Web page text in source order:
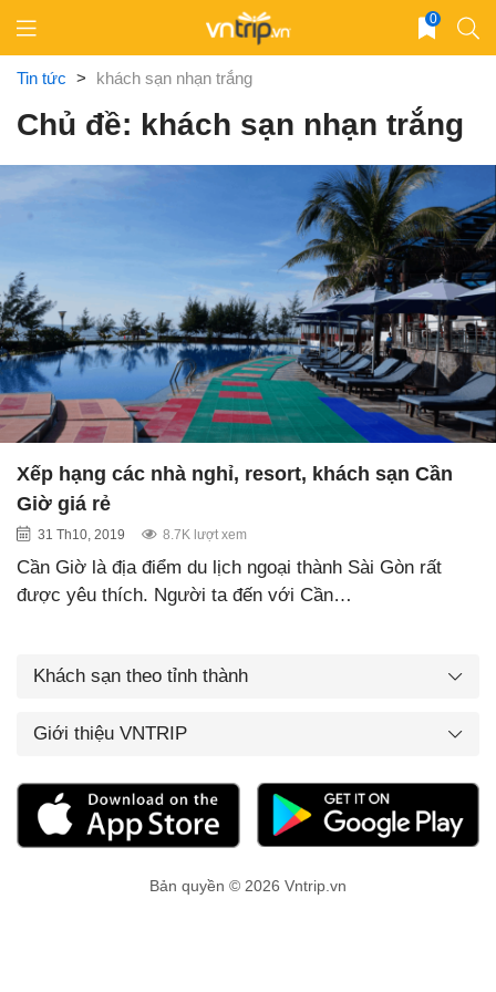
content
0
Tin tức > khách sạn nhạn trắng
Chủ đề: khách sạn nhạn trắng
Xếp hạng các nhà nghỉ, resort, khách sạn Cần
Giờ giá rẻ
31 Th10, 2019 8.7K lượt xem
Cần Giờ là địa điểm du lịch ngoại thành Sài Gòn rất
được yêu thích. Người ta đến với Cần…
Khách sạn theo tỉnh thành
Giới thiệu VNTRIP
Bản quyền © 2026 Vntrip.vn